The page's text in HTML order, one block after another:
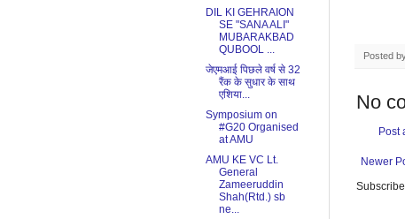
Posted
No
Post
Newer
DIL KI GEHRAION
SE "SANA ALI"
MUBARAKBAD
QUBOOL ...
जेएमआई पिछले वर्ष से 32
रैंक के सुधार के साथ
एशिया...
Symposium on
#G20 Organised
at AMU
AMU KE VC Lt.
General
Zameeruddin
Shah(Rtd.) sb
ne...